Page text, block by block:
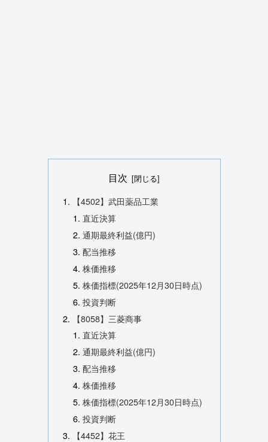
目次
【4502】武田薬品工業
直近決算
通期最終利益(億円)
配当推移
株価推移
株価指標(2025年12月30日時点)
投資判断
【8058】三菱商事
直近決算
通期最終利益(億円)
配当推移
株価推移
株価指標(2025年12月30日時点)
投資判断
【4452】花王